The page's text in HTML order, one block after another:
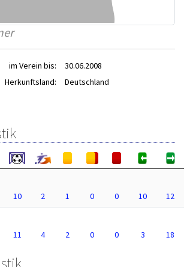
im Verein bis:
30.06.2008
Herkunftsland:
Deutschland
10 2 1 0 0 10
12
11 4 2 0 0 3 18